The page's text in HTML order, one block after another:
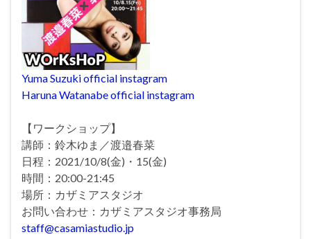
Yuma Suzuki official instagram
Haruna Watanabe official instagram
【ワークショップ】
講師：鈴木ゆま／渡邉春菜
日程：2021/10/8(金)・15(金)
時間：20:00-21:45
場所：カザミアスタジオ
お問い合わせ：カザミアスタジオ事務局
staff@casamiastudio.jp